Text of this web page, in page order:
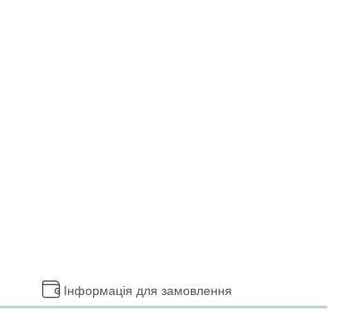
Інформація для замовлення